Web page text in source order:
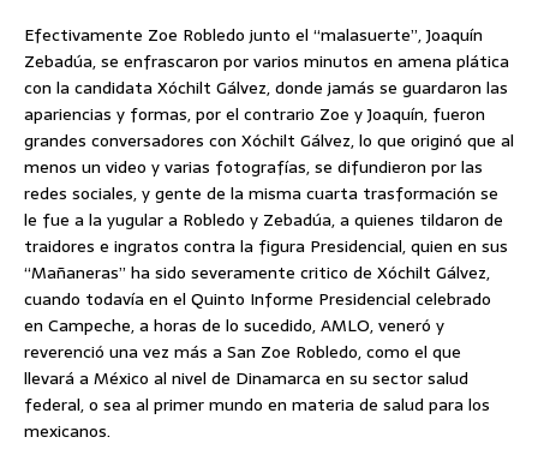
Efectivamente Zoe Robledo junto el “malasuerte”, Joaquín
Zebadúa, se enfrascaron por varios minutos en amena plática
con la candidata Xóchilt Gálvez, donde jamás se guardaron las
apariencias y formas, por el contrario Zoe y Joaquín, fueron
grandes conversadores con Xóchilt Gálvez, lo que originó que al
menos un video y varias fotografías, se difundieron por las
redes sociales, y gente de la misma cuarta trasformación se
le fue a la yugular a Robledo y Zebadúa, a quienes tildaron de
traidores e ingratos contra la figura Presidencial, quien en sus
“Mañaneras” ha sido severamente critico de Xóchilt Gálvez,
cuando todavía en el Quinto Informe Presidencial celebrado
en Campeche, a horas de lo sucedido, AMLO, veneró y
reverenció una vez más a San Zoe Robledo, como el que
llevará a México al nivel de Dinamarca en su sector salud
federal, o sea al primer mundo en materia de salud para los
mexicanos.